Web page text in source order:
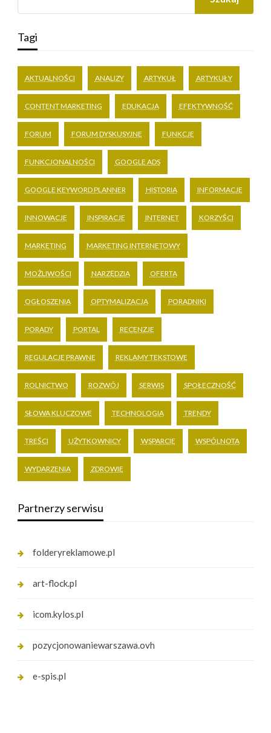
Tagi
AKTUALNOŚCI ANALIZY ARTYKUŁ ARTYKUŁY
CONTENT MARKETING EDUKACJA EFEKTYWNOŚĆ
FORUM FORUM DYSKUSYJNE FUNKCJE
FUNKCJONALNOŚCI GOOGLE ADS
GOOGLE KEYWORD PLANNER HISTORIA INFORMACJE
INNOWACJE INSPIRACJE INTERNET KORZYŚCI
MARKETING MARKETING INTERNETOWY
MOŻLIWOŚCI NARZĘDZIA OFERTA
OGŁOSZENIA OPTYMALIZACJA PORADNIKI
PORADY PORTAL RECENZJE
REGULACJE PRAWNE REKLAMY TEKSTOWE
ROLNICTWO ROZWÓJ SERWIS SPOŁECZNOŚĆ
SŁOWA KLUCZOWE TECHNOLOGIA TRENDY
TREŚCI UŻYTKOWNICY WSPARCIE WSPÓLNOTA
WYDARZENIA ZDROWIE
Partnerzy serwisu
folderyreklamowe.pl
art-flock.pl
icom.kylos.pl
pozycjonowaniewarszawa.ovh
e-spis.pl